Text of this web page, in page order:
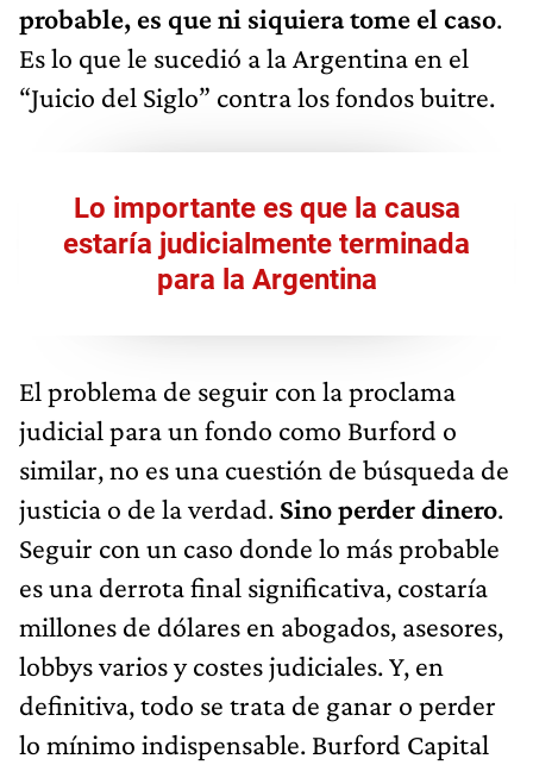
probable, es que ni siquiera tome el caso.
Es lo que le sucedió a la Argentina en el
“Juicio del Siglo” contra los fondos buitre.
Lo importante es que la causa
estaría judicialmente terminada
para la Argentina
El problema de seguir con la proclama
judicial para un fondo como Burford o
similar, no es una cuestión de búsqueda de
justicia o de la verdad. Sino perder dinero.
Seguir con un caso donde lo más probable
es una derrota final significativa, costaría
millones de dólares en abogados, asesores,
lobbys varios y costes judiciales. Y, en
definitiva, todo se trata de ganar o perder
lo mínimo indispensable. Burford Capital